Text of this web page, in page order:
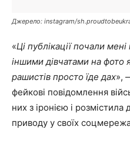
Джерело: instagram/
«Ці публікації почали
іншими дівчатами на
рашистів просто їде дах»,
фейкові повідомлення
них з іронією і розмістила
приводу у своїх